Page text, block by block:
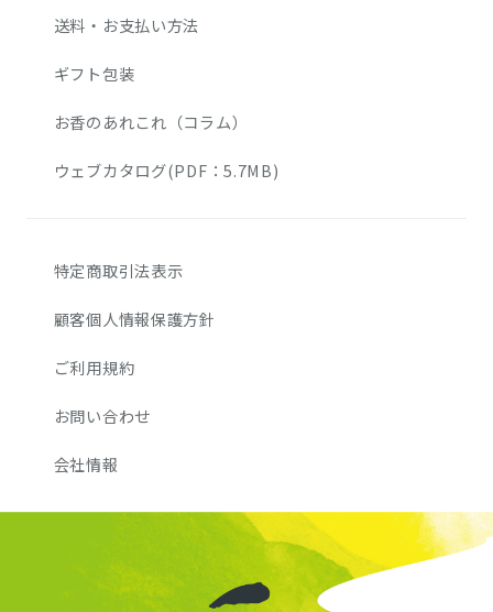
送料・お支払い方法
ギフト包装
お香のあれこれ（コラム）
ウェブカタログ(PDF：5.7MB)
特定商取引法表示
顧客個人情報保護方針
ご利用規約
お問い合わせ
会社情報